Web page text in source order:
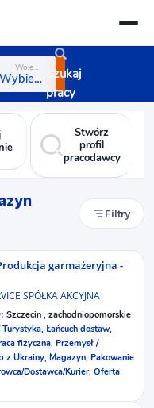
Województwo
Wybierz region
Szukaj
pracy
Stwórz
profil
pracodawcy
Filtry
garmażeryjna -
SPÓŁKA AKCYJNA
Szczecin , zachodniopomorskie
Łańcuch dostaw,
fizyczna, Przemysł /
z Ukrainy, Magazyn, Pakowanie
Dostawca/Kurier, Oferta